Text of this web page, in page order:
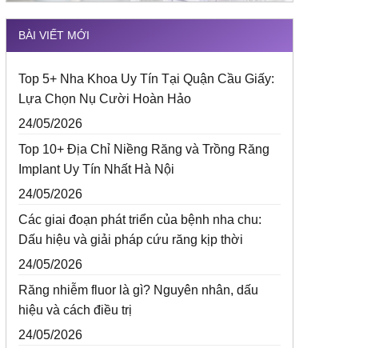
BÀI VIẾT MỚI
Top 5+ Nha Khoa Uy Tín Tại Quận Cầu Giấy:
Lựa Chọn Nụ Cười Hoàn Hảo
24/05/2026
Top 10+ Địa Chỉ Niềng Răng và Trồng Răng
Implant Uy Tín Nhất Hà Nội
24/05/2026
Các giai đoạn phát triển của bệnh nha chu:
Dấu hiệu và giải pháp cứu răng kịp thời
24/05/2026
Răng nhiễm fluor là gì? Nguyên nhân, dấu
hiệu và cách điều trị
24/05/2026